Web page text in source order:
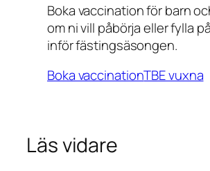
Boka vaccination för barn
om ni vill påbörja eller fylla
inför fästingsäsongen.
Boka vaccinationTBE vuxna
Läs vidare